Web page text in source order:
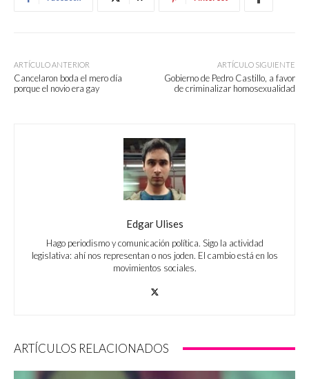
ARTÍCULO ANTERIOR
Cancelaron boda el mero día
porque el novio era gay
ARTÍCULO SIGUIENTE
Gobierno de Pedro Castillo, a favor
de criminalizar homosexualidad
Edgar Ulises
Hago periodismo y comunicación política. Sigo la actividad
legislativa: ahí nos representan o nos joden. El cambio está en los
movimientos sociales.
ARTÍCULOS RELACIONADOS